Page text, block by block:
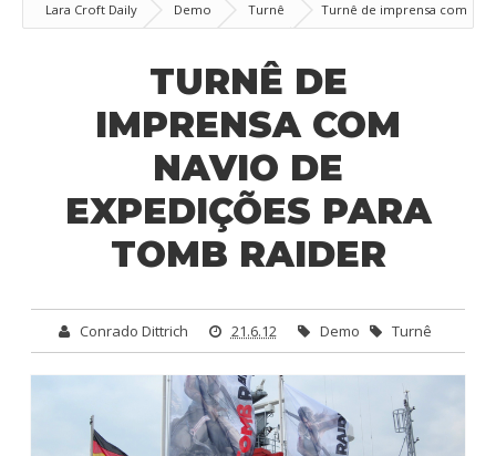
Lara Croft Daily Demo Turnê
Turnê de imprensa com
navio de expedições para Tomb Raider
TURNÊ DE
IMPRENSA COM
NAVIO DE
EXPEDIÇÕES PARA
TOMB RAIDER
Conrado Dittrich 21.6.12 Demo Turnê